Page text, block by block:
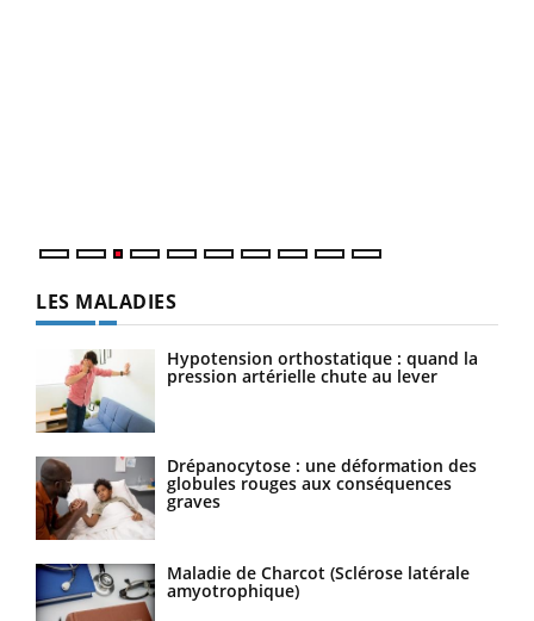
LES MALADIES
Hypotension orthostatique : quand la
pression artérielle chute au lever
Drépanocytose : une déformation des
globules rouges aux conséquences
graves
Maladie de Charcot (Sclérose latérale
amyotrophique)